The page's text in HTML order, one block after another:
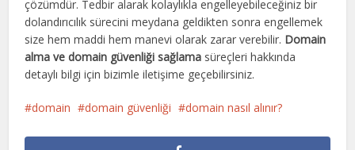
çözümdür. Tedbir alarak kolaylıkla engelleyebileceğiniz bir
dolandırıcılık sürecini meydana geldikten sonra engellemek
size hem maddi hem manevi olarak zarar verebilir. Domain
alma ve domain güvenliği sağlama süreçleri hakkında
detaylı bilgi için bizimle iletişime geçebilirsiniz.
domain domain güvenliği domain nasıl alınır?